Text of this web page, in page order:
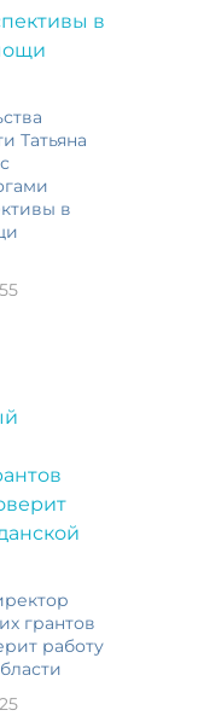
Татьяна
в
грантов
работу